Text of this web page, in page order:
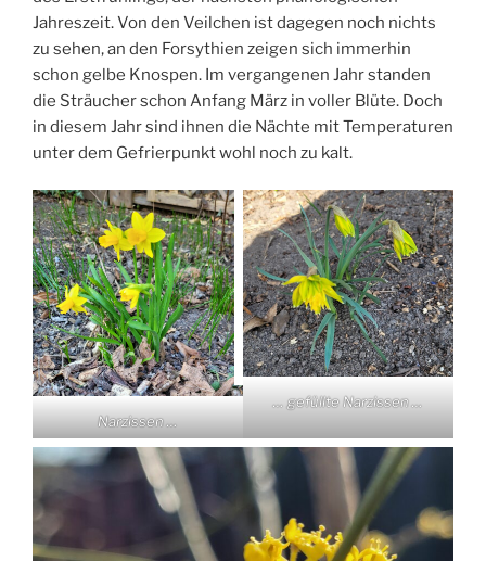
Jahreszeit. Von den Veilchen ist dagegen noch nichts
zu sehen, an den Forsythien zeigen sich immerhin
schon gelbe Knospen. Im vergangenen Jahr standen
die Sträucher schon Anfang März in voller Blüte. Doch
in diesem Jahr sind ihnen die Nächte mit Temperaturen
unter dem Gefrierpunkt wohl noch zu kalt.
Narzissen …
… gefüllte Narzissen …